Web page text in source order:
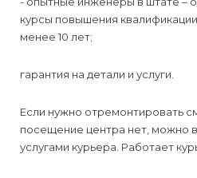
курсы повышения
менее 10 лет;
гарантия на детали и услуги.
Если нужно отремонтировать
посещение центра нет, можно
услугами курьера. Работает